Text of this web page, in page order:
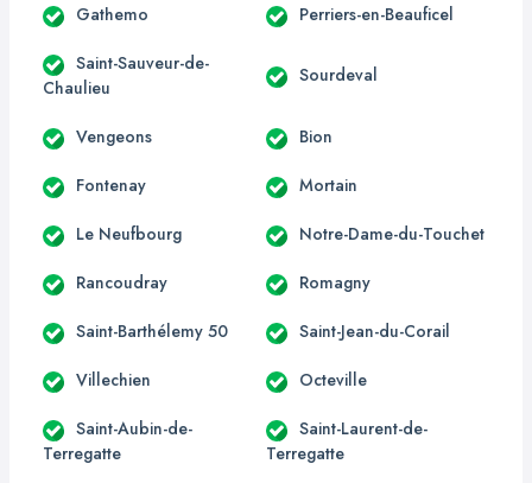
Gathemo Perriers-en-Beauficel
Saint-Sauveur-de-
Chaulieu
Sourdeval
Vengeons Bion
Fontenay Mortain
Le Neufbourg Notre-Dame-du-Touchet
Rancoudray Romagny
Saint-Barthélemy 50 Saint-Jean-du-Corail
Villechien Octeville
Saint-Aubin-de-
Terregatte
Saint-Laurent-de-
Terregatte